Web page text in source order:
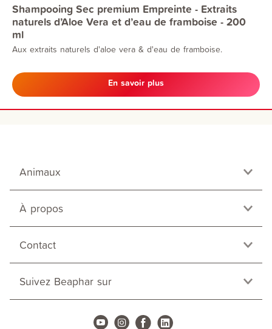
Shampooing Sec premium Empreinte - Extraits
naturels d’Aloe Vera et d’eau de framboise - 200
ml
Aux extraits naturels d'aloe vera & d'eau de framboise.
En savoir plus
Animaux
À propos
Contact
Suivez Beaphar sur